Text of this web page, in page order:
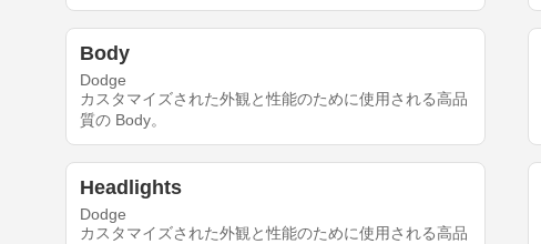
Body
Dodge
カスタマイズされた外観と性能のために使用される高品
質の Body。
Headlights
Dodge
カスタマイズされた外観と性能のために使用される高品